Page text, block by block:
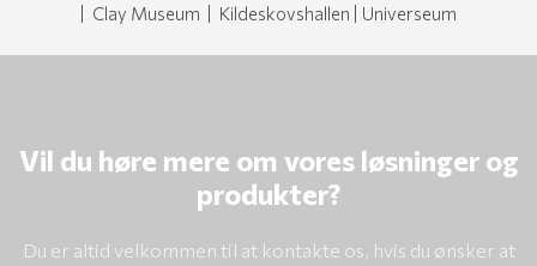
| Clay Museum | Kildeskovshallen | Universeum
Vil du høre mere om vores løsninger og
produkter?
Du er altid velkommen til at kontakte os, hvis du ønsker at